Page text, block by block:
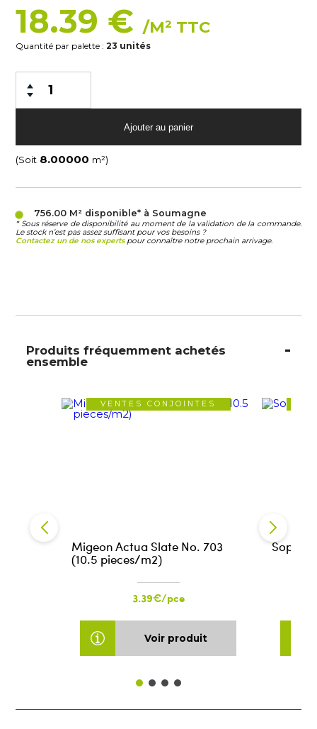
18.39 €/M² TTC
Quantité par palette :23 unités
(Soit m²)
756.00 M²disponible* à Soumagne
* Sous réserve de disponibilité au moment de la validation de la commande.
Le stock n’est pas assez suffisant pour vos besoins ?
Contactez un de nos expertspour connaître notre prochain arrivage.
Produits fréquemment achetés
ensemble
VENTES CONJOINTES
Migeon Actua Slate No. 703
(10.5 pieces/m2)
3.39€/pce
Voir produit